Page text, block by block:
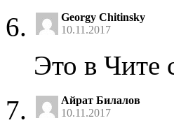
Georgy Chitinsky
10.11.2017
Это в Чите
Айрат Билалов
10.11.2017